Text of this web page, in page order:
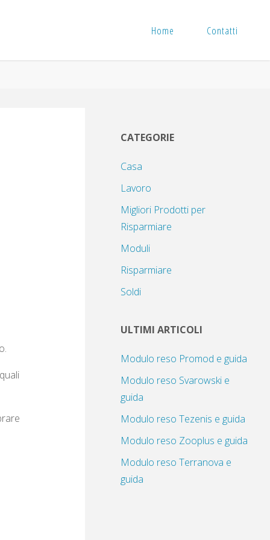
Home Contatti
CATEGORIE
Casa
Lavoro
Migliori Prodotti per
Risparmiare
Moduli
Risparmiare
Soldi
ULTIMI ARTICOLI
Modulo reso Promod e guida
Modulo reso Svarowski e
guida
Modulo reso Tezenis e guida
Modulo reso Zooplus e guida
Modulo reso Terranova e
guida